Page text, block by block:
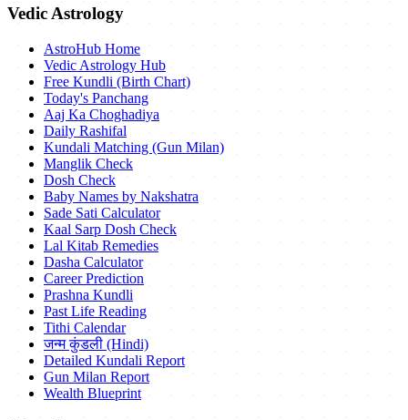
Vedic Astrology
AstroHub Home
Vedic Astrology Hub
Free Kundli (Birth Chart)
Today's Panchang
Aaj Ka Choghadiya
Daily Rashifal
Kundali Matching (Gun Milan)
Manglik Check
Dosh Check
Baby Names by Nakshatra
Sade Sati Calculator
Kaal Sarp Dosh Check
Lal Kitab Remedies
Dasha Calculator
Career Prediction
Prashna Kundli
Past Life Reading
Tithi Calendar
जन्म कुंडली (Hindi)
Detailed Kundali Report
Gun Milan Report
Wealth Blueprint